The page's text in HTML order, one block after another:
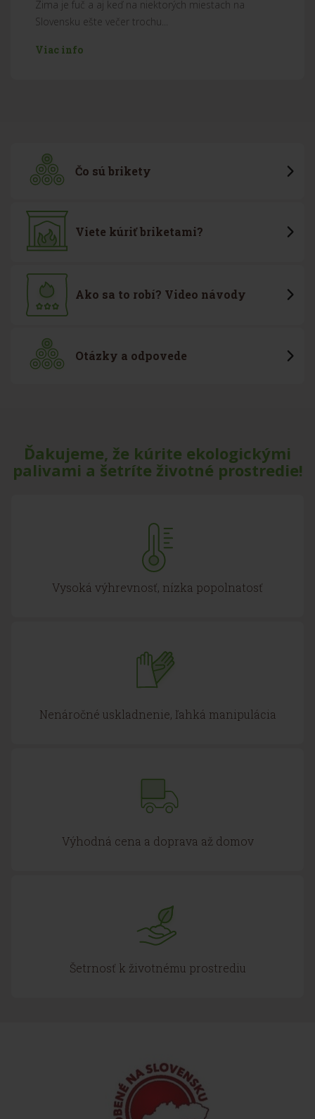
Zima je fuč a aj keď na niektorých miestach na
Slovensku ešte večer trochu...
Viac info
Čo sú brikety
Viete kúriť briketami?
Ako sa to robí? Video návody
Otázky a odpovede
Ďakujeme, že kúrite ekologickými
palivami a šetríte životné prostredie!
Vysoká výhrevnosť, nízka popolnatosť
Nenáročné uskladnenie, ľahká manipulácia
Výhodná cena a doprava až domov
Šetrnosť k životnému prostrediu